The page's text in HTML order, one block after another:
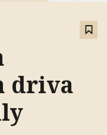
driva